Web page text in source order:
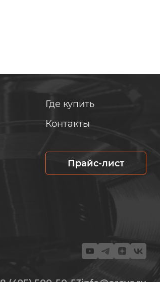
Где купить
Контакты
Прайс-лист